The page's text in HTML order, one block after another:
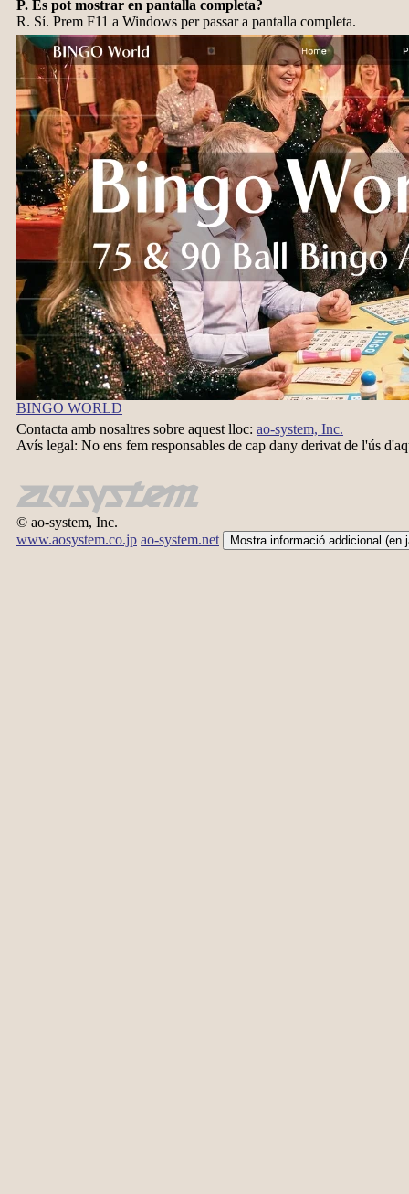
P. Es pot mostrar en pantalla completa?
R. Sí. Prem F11 a Windows per passar a pantalla completa.
BINGO WORLD
Contacta amb nosaltres sobre aquest lloc: ao-system, Inc.
Avís legal: No ens fem responsables de cap dany derivat de l'ús
© ao-system, Inc.
www.aosystem.co.jp ao-system.net Mostra informació addicional (en